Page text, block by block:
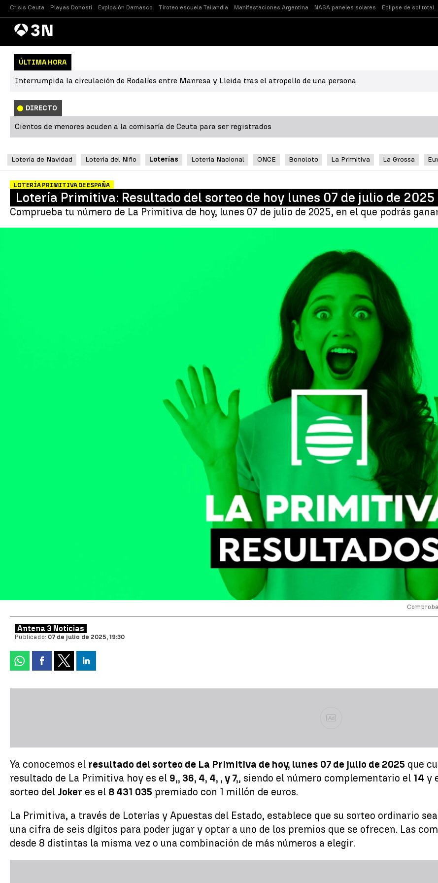
Crisis Ceuta Playas Donosti Explosión Damasco Tiroteo escuela Tailandia Manifestaciones Argentina NASA paneles solares Eclipse de sol total
AntenaNoticias
ÚLTIMA HORA
Interrumpida la circulación de Rodalíes entre Manresa y Lleida tras el atropello de una persona
DIRECTO
Cientos de menores acuden a la comisaría de Ceuta para ser registrados
Lotería de Navidad Lotería del Niño Loterías Lotería Nacional ONCE Bonoloto La Primitiva La Grossa
LOTERÍA PRIMITIVA DE ESPAÑA
Lotería Primitiva: Resultado del sorteo de hoy lunes 07 de julio de 2025
Comprueba tu número de La Primitiva de hoy, lunes 07 de julio de 2025, en el que podrás
Antena 3 Noticias
Publicado: 07 de julio de 2025, 19:30
Ad
Ya conocemos el resultado del sorteo de La Primitiva de hoy, lunes 07 de julio de 2025 que
resultado de La Primitiva hoy es el 9,, 36, 4, 4, , y 7,, siendo el número complementario el 14 y
sorteo del Joker es el 8 431 035 premiado con 1 millón de euros.
La Primitiva, a través de Loterías y Apuestas del Estado, establece que su sorteo ordinario
una cifra de seis dígitos para poder jugar y optar a uno de los premios que se ofrecen. Las
desde 8 distintas la misma vez o una combinación de más números a elegir.